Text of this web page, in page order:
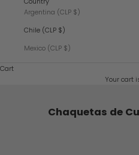
Argentina (CLP $)
Chile (CLP $)
Mexico (CLP $)
Cart
Your cart
Chaquetas de